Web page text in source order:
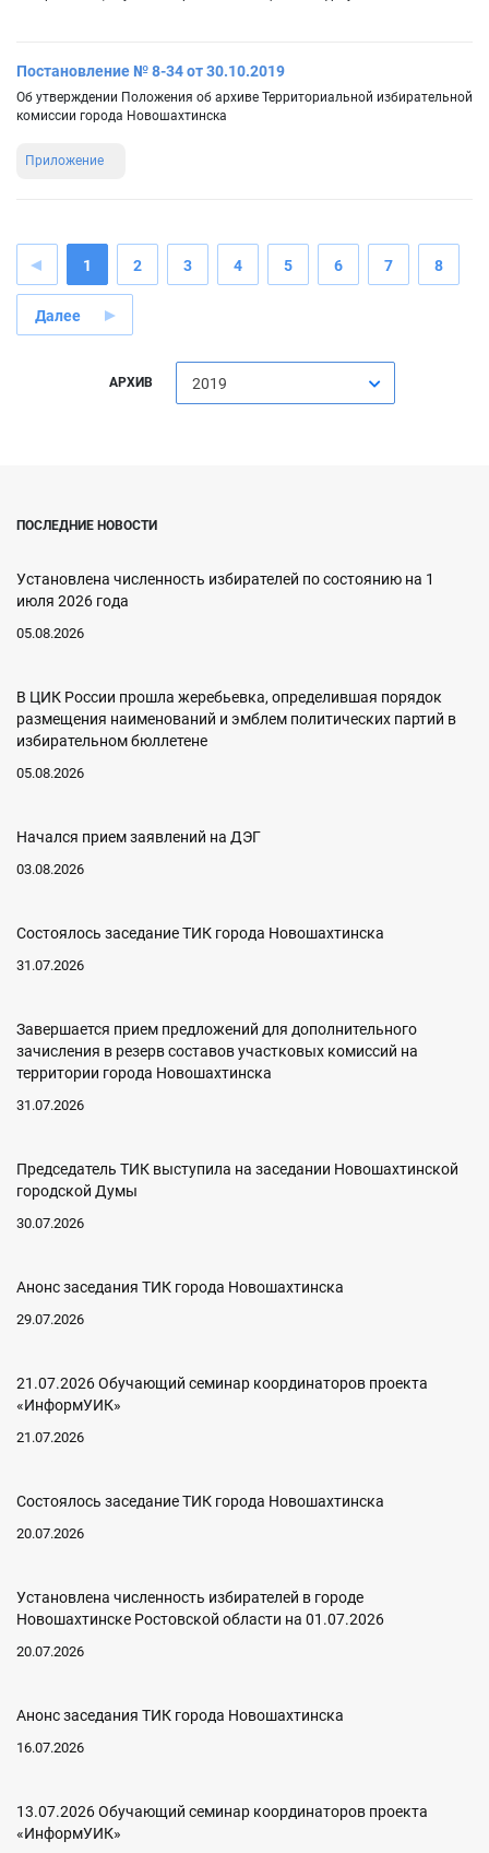
Постановление № 8-34 от 30.10.2019
Об утверждении Положения об архиве Территориальной избирательной
комиссии города Новошахтинска
Приложение
1 2 3 4 5 6 7 8
Далее
АРХИВ 2019
ПОСЛЕДНИЕ НОВОСТИ
Установлена численность избирателей по состоянию на 1
июля 2026 года
05.08.2026
В ЦИК России прошла жеребьевка, определившая порядок
размещения наименований и эмблем политических партий в
избирательном бюллетене
05.08.2026
Начался прием заявлений на ДЭГ
03.08.2026
Состоялось заседание ТИК города Новошахтинска
31.07.2026
Завершается прием предложений для дополнительного
зачисления в резерв составов участковых комиссий на
территории города Новошахтинска
31.07.2026
Председатель ТИК выступила на заседании Новошахтинской
городской Думы
30.07.2026
Анонс заседания ТИК города Новошахтинска
29.07.2026
21.07.2026 Обучающий семинар координаторов проекта
«ИнформУИК»
21.07.2026
Состоялось заседание ТИК города Новошахтинска
20.07.2026
Установлена численность избирателей в городе
Новошахтинске Ростовской области на 01.07.2026
20.07.2026
Анонс заседания ТИК города Новошахтинска
16.07.2026
13.07.2026 Обучающий семинар координаторов проекта
«ИнформУИК»